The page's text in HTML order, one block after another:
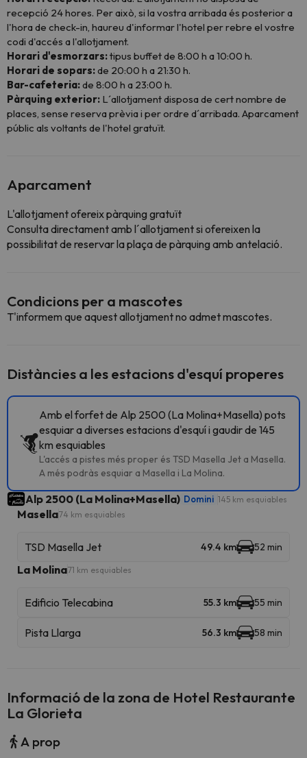
recepció 24 hores. Per això, si la vostra arribada és posterior a
l'hora de check-in, haureu d'informar l'hotel per rebre el vostre
codi d'accés a l'allotjament.
Horari d'esmorzars:tipus buffet de 8:00 h a 10:00 h.
Horari de sopars:de 20:00 h a 21:30 h.
Bar-cafeteria:de 8:00 h a 23:00 h.
Pàrquing exterior: L´allotjament disposa de cert nombre de
places, sense reserva prèvia i per ordre d´arribada. Aparcament
públic als voltants de l'hotel gratuït.
Aparcament
L'allotjament ofereix pàrquing gratuït
Consulta directament amb l´allotjament si ofereixen la
possibilitat de reservar la plaça de pàrquing amb antelació.
Condicions per a mascotes
T'informem que aquest allotjament no admet mascotes.
Distàncies a les estacions d'esquí properes
Amb el forfet de Alp 2500 (La Molina+Masella) pots
esquiar a diverses estacions d'esquí i gaudir de 145
km esquiables
L'accés a pistes més proper és TSD Masella Jet a Masella.
A més podràs esquiar a Masella i La Molina.
Alp 2500 (La Molina+Masella) Domini 145 km esquiables
Masella74 km esquiables
TSD Masella Jet 49.4 km 52 min
La Molina71 km esquiables
Edificio Telecabina 55.3 km 55 min
Pista Llarga 56.3 km 58 min
Informació de la zona de Hotel Restaurante
La Glorieta
A prop